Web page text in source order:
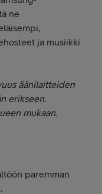
ne
ja musiikki
äänilaitteiden
erikseen.
mukaan.
paremman